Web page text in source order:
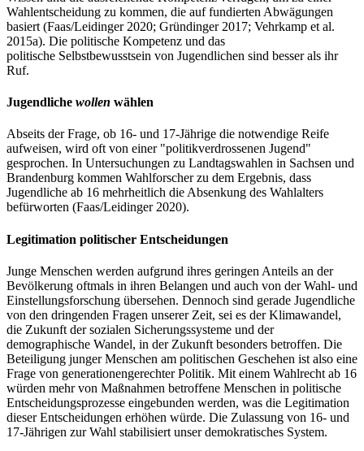
Wahlentscheidung zu kommen, die auf fundierten Abwägungen
basiert (Faas/Leidinger 2020; Gründinger 2017; Vehrkamp et al.
2015a). Die politische Kompetenz und das
politische Selbstbewusstsein von Jugendlichen sind besser als ihr
Ruf.
Jugendliche wollen wählen
Abseits der Frage, ob 16- und 17-Jährige die notwendige Reife
aufweisen, wird oft von einer "politikverdrossenen Jugend"
gesprochen. In Untersuchungen zu Landtagswahlen in Sachsen und
Brandenburg kommen Wahlforscher zu dem Ergebnis, dass
Jugendliche ab 16 mehrheitlich die Absenkung des Wahlalters
befürworten (Faas/Leidinger 2020).
Legitimation politischer Entscheidungen
Junge Menschen werden aufgrund ihres geringen Anteils an der
Bevölkerung oftmals in ihren Belangen und auch von der Wahl- und
Einstellungsforschung übersehen. Dennoch sind gerade Jugendliche
von den dringenden Fragen unserer Zeit, sei es der Klimawandel,
die Zukunft der sozialen Sicherungssysteme und der
demographische Wandel, in der Zukunft besonders betroffen. Die
Beteiligung junger Menschen am politischen Geschehen ist also eine
Frage von generationengerechter Politik. Mit einem Wahlrecht ab 16
würden mehr von Maßnahmen betroffene Menschen in politische
Entscheidungsprozesse eingebunden werden, was die Legitimation
dieser Entscheidungen erhöhen würde. Die Zulassung von 16- und
17-Jährigen zur Wahl stabilisiert unser demokratisches System.